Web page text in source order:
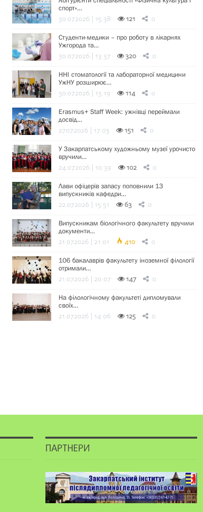
спорт»…
30.07.2026 | 15:38 121 0
Студенти-медики – про роботу в лікарнях
Ужгорода та…
30.07.2026 | 13:37 320 0
ННІ стоматології та лабораторної медицини
УжНУ розширює…
30.07.2026 | 13:19 114 0
Erasmus+ Staff Week: ужнівці переймали
досвід…
27.07.2026 | 17:03 151 0
У Закарпатському художньому музеї урочисто
вручили…
24.07.2026 | 10:39 102 0
Лави офіцерів запасу поповнили 13
випускників кафедри…
22.07.2026 | 15:51 63 0
Випускникам біологічного факультету вручили
документи…
21.07.2026 | 21:01 410 0
106 бакалаврів факультету іноземної філології
отримали…
21.07.2026 | 20:07 147 0
На філологічному факультеті дипломували
своїх…
21.07.2026 | 14:06 125 0
ПАРТНЕРИ